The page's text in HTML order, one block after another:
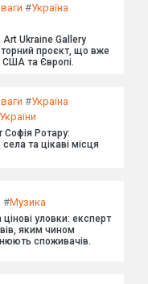
#Україна
Art Ukraine Gallery
проєкт, що вже
та Європі.
#Україна
Софія Ротару:
та цікаві місця
#Музика
уловки: експерт
яким чином
споживачів.